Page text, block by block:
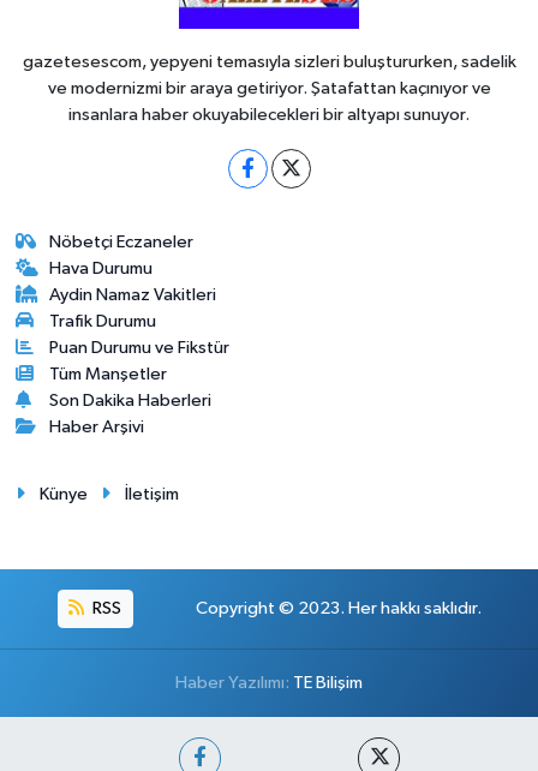
gazetesescom, yepyeni temasıyla sizleri buluştururken, sadelik
ve modernizmi bir araya getiriyor. Şatafattan kaçınıyor ve
insanlara haber okuyabilecekleri bir altyapı sunuyor.
Nöbetçi Eczaneler
Hava Durumu
Aydin Namaz Vakitleri
Trafik Durumu
Puan Durumu ve Fikstür
Tüm Manşetler
Son Dakika Haberleri
Haber Arşivi
Künye İletişim
RSS Copyright © 2023. Her hakkı saklıdır.
Haber Yazılımı: TE Bilişim